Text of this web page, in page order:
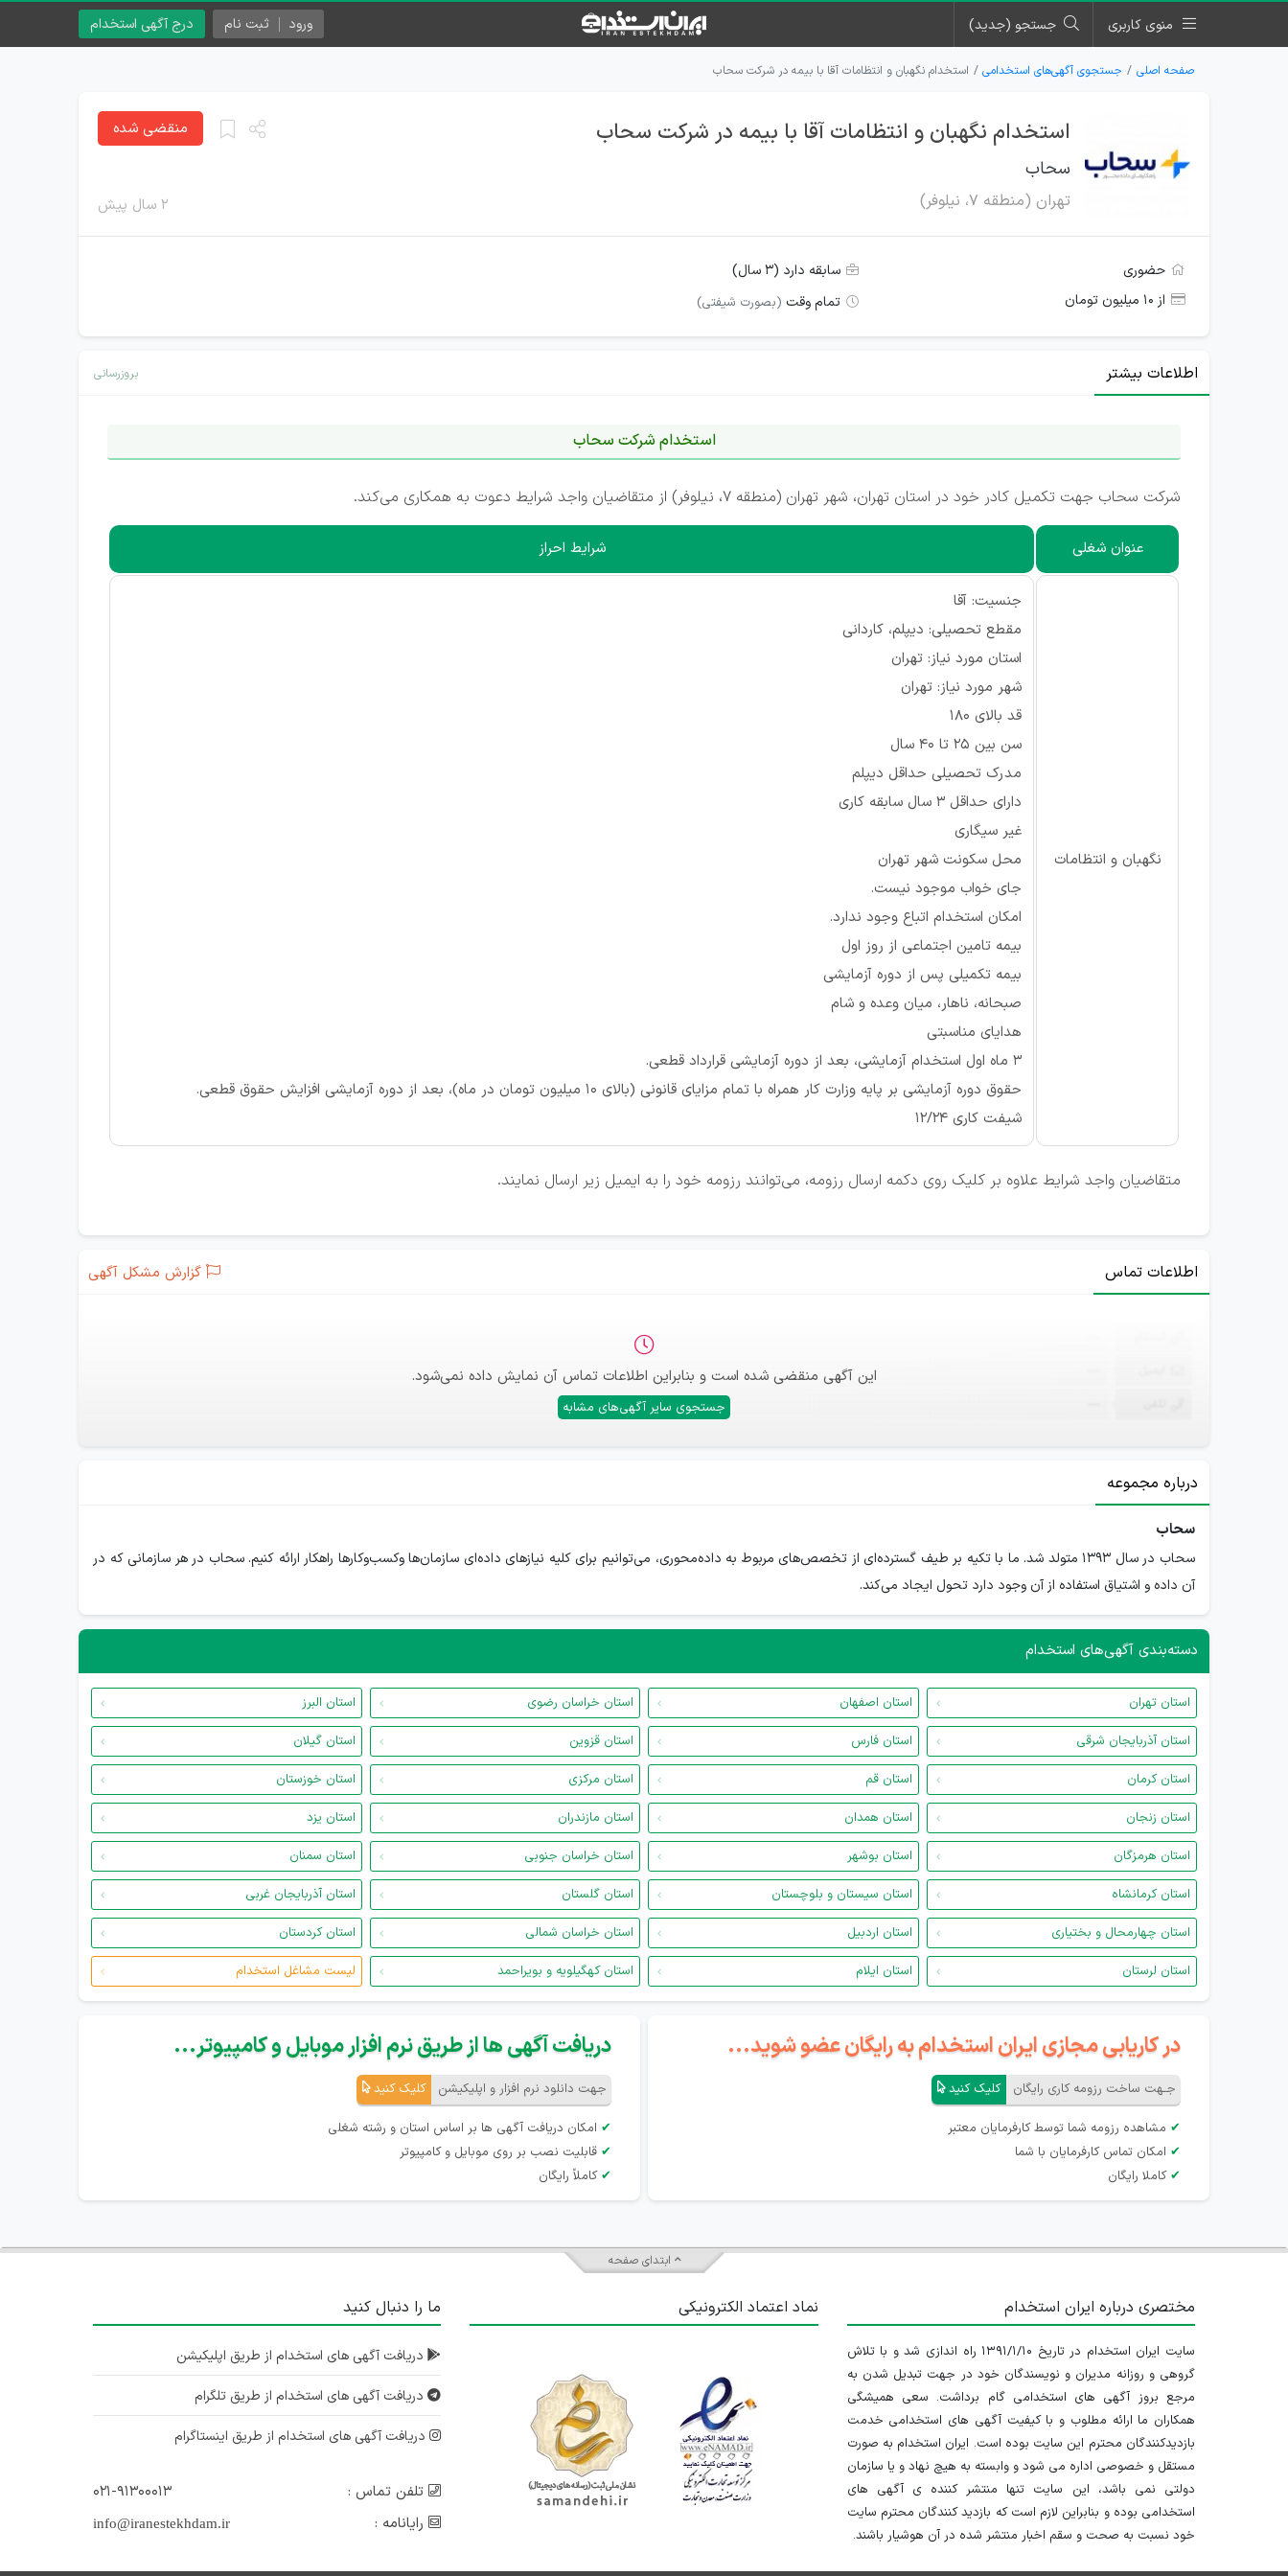
منوی کاربری جستجو (جدید) درج آگهی استخدام ورود ثبت نام
صفحه اصلی جستجوی آگهی‌های استخدامی استخدام نگهبان و انتظامات آقا با بیمه در شرکت سحاب
استخدام نگهبان و انتظامات آقا با بیمه در شرکت سحاب
سحاب
تهران (منطقه ۷، نیلوفر) ۲ سال پیش
منقضی شده
حضوری
سابقه دارد (۳ سال)
از ۱۰ میلیون تومان
تمام وقت (بصورت شیفتی)
اطلاعات بیشتر بروزرسانی
استخدام شرکت سحاب
شرکت سحاب جهت تکمیل کادر خود در استان تهران، شهر تهران (منطقه ۷، نیلوفر) از متقاضیان واجد شرایط دعوت به همکاری می‌کند.
عنوان شغلی شرایط احراز
نگهبان و انتظامات
جنسیت: آقا
مقطع تحصیلی: دیپلم، کاردانی
استان مورد نیاز: تهران
شهر مورد نیاز: تهران
قد بالای 180
سن بین 25 تا 40 سال
مدرک تحصیلی حداقل دیپلم
دارای حداقل 3 سال سابقه کاری
غیر سیگاری
محل سکونت شهر تهران
جای خواب موجود نیست.
امکان استخدام اتباع وجود ندارد.
بیمه تامین اجتماعی از روز اول
بیمه تکمیلی پس از دوره آزمایشی
صبحانه، ناهار، میان وعده و شام
هدایای مناسبتی
3 ماه اول استخدام آزمایشی، بعد از دوره آزمایشی قرارداد قطعی.
حقوق دوره آزمایشی بر پایه وزارت کار همراه با تمام مزایای قانونی (بالای 10 میلیون تومان در ماه)، بعد از دوره آزمایشی افزایش حقوق قطعی.
شیفت کاری 12/24
متقاضیان واجد شرایط علاوه بر کلیک روی دکمه ارسال رزومه، می‌توانند رزومه خود را به ایمیل زیر ارسال نمایند.
اطلاعات تماس گزارش مشکل آگهی
این آگهی منقضی شده است و بنابراین اطلاعات تماس آن نمایش داده نمی‌شود.
جستجوی سایر آگهی‌های مشابه
درباره مجموعه
سحاب
سحاب در سال ۱۳۹۳ متولد شد. ما با تکیه بر طیف گسترده‌ای از تخصص‌های مربوط به داده‌محوری،‌ می‌توانیم برای کلیه نیازهای داده‌ای سازمان‌ها وکسب‌وکارها راهکار ارائه کنیم. سحاب در هر سازمانی که در
آن داده‌ و اشتیاق استفاده از آن وجود دارد تحول ایجاد می‌کند.
دسته‌بندی آگهی‌های استخدام
استان تهران استان اصفهان استان خراسان رضوی
استان البرز
استان آذربایجان شرقی
استان فارس استان قزوین
استان گیلان
استان کرمان
استان قم استان مرکزی
استان خوزستان
استان زنجان
استان همدان استان مازندران
استان یزد
استان هرمزگان
استان بوشهر استان خراسان جنوبی
استان سمنان
استان کرمانشاه
استان سیستان و بلوچستان استان گلستان
استان آذربایجان غربی
استان چهارمحال و بختیاری
استان اردبیل استان خراسان شمالی
استان کردستان
استان لرستان
استان ایلام استان کهگیلویه و بویراحمد لیست مشاغل استخدام
در کاریابی مجازی ایران استخدام به رایگان عضو شوید...
جـهت ساخت رزومه کاری رایگان کلیک کنید
✔ مشاهده رزومه شما توسط کارفرمایان معتبر
✔ امکان تماس کارفرمایان با شما
✔ کاملا رایگان
دریافت آگهی ها از طریق نرم افزار موبایل و کامپیوتر...
جهت دانلود نرم افزار و اپلیکیشن کلیک کنید
✔ امکان دریافت آگهی ها بر اساس استان و رشته شغلی
✔ قابلیت نصب بر روی موبایل و کامپیوتر
✔ کاملاً رایگان
ابتدای صفحه
مختصری درباره ایران استخدام
سایت ایران استخدام در تاریخ ۱۳۹۱/۱/۱۰ راه اندازی شد و با تلاش
گروهی و روزانه مدیران و نویسندگان خود در جهت تبدیل شدن به
مرجع بروز آگهی های استخدامی گام برداشت. سعی همیشگی
همکاران ما ارائه مطلوب و با کیفیت آگهی های استخدامی خدمت
بازدیدکنندگان محترم این سایت بوده است. ایران استخدام به صورت
مستقل و خصوصی اداره می شود و وابسته به هیچ نهاد و یا سازمان
دولتی نمی باشد، این سایت تنها منتشر کننده ی آگهی های
استخدامی بوده و بنابراین لازم است که بازدید کنندگان محترم سایت
خود نسبت به صحت و سقم اخبار منتشر شده در آن هوشیار باشند.
نماد اعتماد الکترونیکی ما را دنبال کنید
دریافت آگهی های استخدام از طریق اپلیکیشن
دریافت آگهی های استخدام از طریق تلگرام
دریافت آگهی های استخدام از طریق اینستاگرام
تلفن تماس :
۰۲۱-۹۱۳۰۰۰۱۳
رایانامه :
info@iranestekhdam.ir